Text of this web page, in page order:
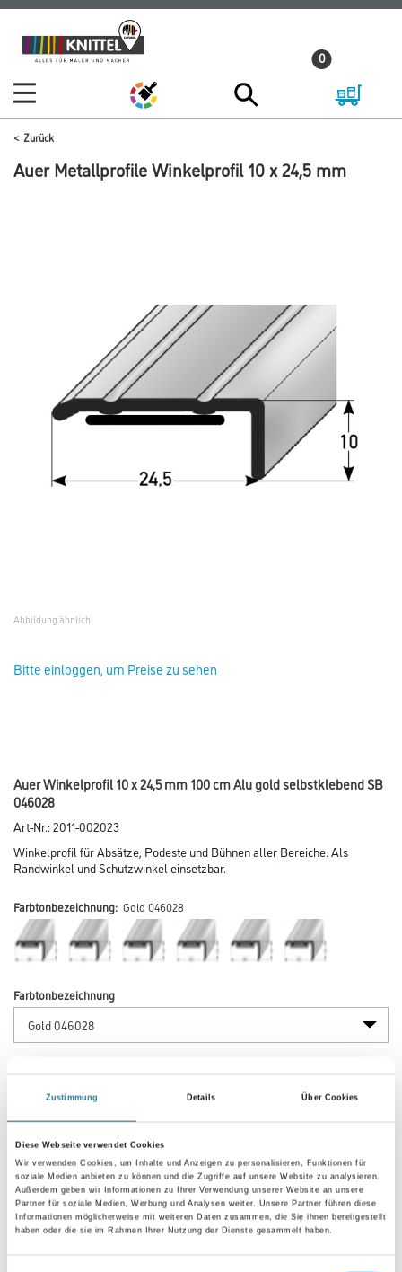
Zustimmung Details Über Cookies
Diese Webseite verwendet Cookies
Wir verwenden Cookies, um Inhalte und Anzeigen zu personalisieren, Funktionen für
soziale Medien anbieten zu können und die Zugriffe auf unsere Website zu analysieren.
Außerdem geben wir Informationen zu Ihrer Verwendung unserer Website an unsere
Partner für soziale Medien, Werbung und Analysen weiter. Unsere Partner führen diese
Informationen möglicherweise mit weiteren Daten zusammen, die Sie ihnen bereitgestellt
haben oder die sie im Rahmen Ihrer Nutzung der Dienste gesammelt haben.
Zum
Inhalt
Zum
Navigationsmenü
0
Zurück
Auer Metallprofile Winkelprofil 10 x 24,5 mm
Abbildung ähnlich
Bitte einloggen, um Preise zu sehen
Auer Winkelprofil 10 x 24,5 mm 100 cm Alu gold selbstklebend SB
046028
Art-Nr.:2011-002023
Winkelprofil für Absätze, Podeste und Bühnen aller Bereiche. Als
Randwinkel und Schutzwinkel einsetzbar.
Farbtonbezeichnung: Gold 046028
Farbtonbezeichnung
Gebinde